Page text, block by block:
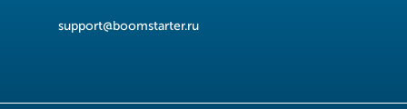
support@boomstarter.ru